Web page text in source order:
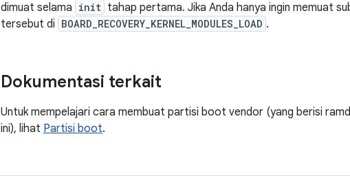
dimuat selama init tahap pertama. Jika Anda hanya ingin memuat
tersebut di BOARD_RECOVERY_KERNEL_MODULES_LOAD .
Dokumentasi terkait
Untuk mempelajari cara membuat partisi boot vendor (yang berisi
ini), lihat Partisi boot.